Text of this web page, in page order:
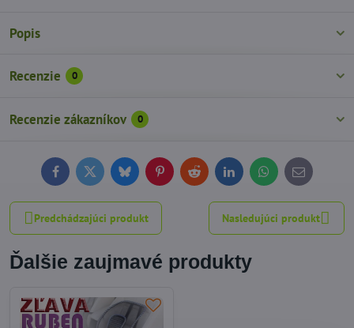
Popis
Recenzie 0
Recenzie zákazníkov 0
FacebookTwitterBlueskyPinterestReddit LinkedInWhatsApp
E-
mail
Predchádzajúci produkt Nasledujúci produkt
Ďalšie zaujmavé produkty